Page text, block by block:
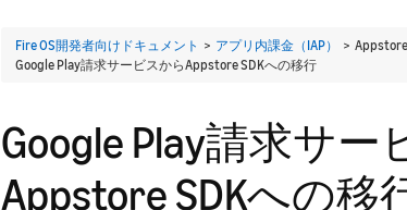
Fire OS開発者向けドキュメント > アプリ内課金（IAP）
>
Google Play請求サービスからAppstore SDKへの移行
Google Play請求サー
Appstore SDKへの移